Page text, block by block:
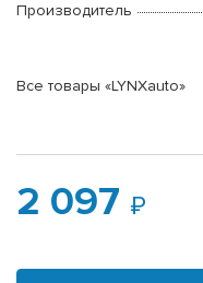
Производитель
Все товары «LYNXauto»
2 097